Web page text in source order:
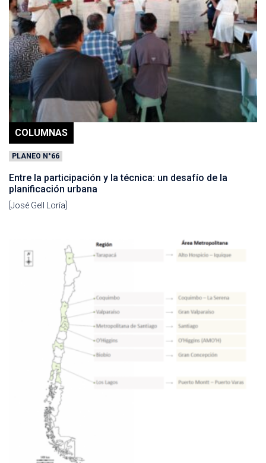
COLUMNAS
PLANEO N°66
Entre la participación y la técnica: un desafío de la
planificación urbana
[José Gell Loría]